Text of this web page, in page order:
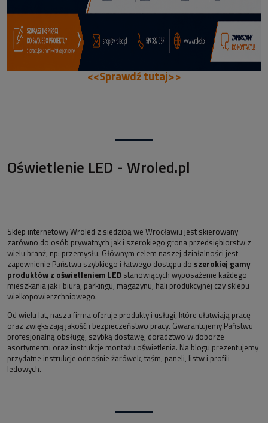
<<Sprawdź tutaj>>
Oświetlenie LED - Wroled.pl
Sklep internetowy Wroled z siedzibą we Wrocławiu jest skierowany
zarówno do osób prywatnych jak i szerokiego grona przedsiębiorstw z
wielu branż, np: przemysłu. Głównym celem naszej działalności jest
zapewnienie Państwu szybkiego i łatwego dostępu do szerokiej gamy
produktów z oświetleniem LED stanowiących wyposażenie każdego
mieszkania jak i biura, parkingu, magazynu, hali produkcyjnej czy sklepu
wielkopowierzchniowego.
Od wielu lat, nasza firma oferuje produkty i usługi, które ułatwiają pracę
oraz zwiększają jakość i bezpieczeństwo pracy. Gwarantujemy Państwu
profesjonalną obsługę, szybką dostawę, doradztwo w doborze
asortymentu oraz instrukcje montażu oświetlenia. Na blogu prezentujemy
przydatne instrukcje odnośnie żarówek, taśm, paneli, listw i profili
ledowych.